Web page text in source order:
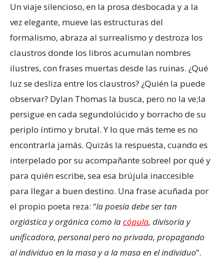
Un viaje silencioso, en la prosa desbocada y a la
vez elegante, mueve las estructuras del
formalismo, abraza al surrealismo y destroza los
claustros donde los libros acumulan nombres
ilustres, con frases muertas desde las ruinas. ¿Qué
luz se desliza entre los claustros? ¿Quién la puede
observar? Dylan Thomas la busca, pero no la ve;la
persigue en cada segundolúcido y borracho de su
periplo íntimo y brutal. Y lo que más teme es no
encontrarla jamás. Quizás la respuesta, cuando es
interpelado por su acompañante sobreel por qué y
para quién escribe, sea esa brújula inaccesible
para llegar a buen destino. Una frase acuñada por
el propio poeta reza: “la poesía debe ser tan
orgiástica y orgánica como lacópula, divisoria y
unificadora, personal pero no privada, propagando
al individuo en la masa y a la masa en el individuo”.